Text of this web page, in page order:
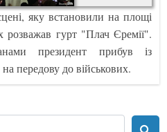
яку встановили на площі
розважав гурт "Плач Єремії".
президент прибув із
передову до військових.